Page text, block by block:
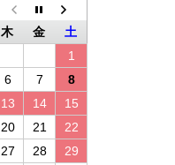
木 金
土
1
6 7
8
13 14
15
20 21
22
27 28
29